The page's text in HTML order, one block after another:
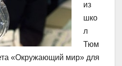
из
шко
л
Тюм
«Окружающий мир» для